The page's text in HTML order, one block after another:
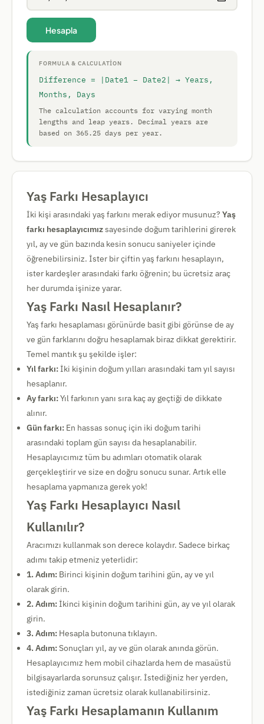
Hesapla
FORMULA & CALCULATION
Difference = |Date1 − Date2| → Years,
Months, Days
The calculation accounts for varying month
lengths and leap years. Decimal years are
based on 365.25 days per year.
Yaş Farkı Hesaplayıcı
İki kişi arasındaki yaş farkını merak ediyor musunuz? Yaş
farkı hesaplayıcımızsayesinde doğum tarihlerini girerek
yıl, ay ve gün bazında kesin sonucu saniyeler içinde
öğrenebilirsiniz. İster bir çiftin yaş farkını hesaplayın,
ister kardeşler arasındaki farkı öğrenin; bu ücretsiz araç
her durumda işinize yarar.
Yaş Farkı Nasıl Hesaplanır?
Yaş farkı hesaplaması görünürde basit gibi görünse de ay
ve gün farklarını doğru hesaplamak biraz dikkat gerektirir.
Temel mantık şu şekilde işler:
Yıl farkı:İki kişinin doğum yılları arasındaki tam yıl sayısı
hesaplanır.
Ay farkı:Yıl farkının yanı sıra kaç ay geçtiği de dikkate
alınır.
Gün farkı: En hassas sonuç için iki doğum tarihi
arasındaki toplam gün sayısı da hesaplanabilir.
Hesaplayıcımız tüm bu adımları otomatik olarak
gerçekleştirir ve size en doğru sonucu sunar. Artık elle
hesaplama yapmanıza gerek yok!
Yaş Farkı Hesaplayıcı Nasıl
Kullanılır?
Aracımızı kullanmak son derece kolaydır. Sadece birkaç
adımı takip etmeniz yeterlidir:
1. Adım: Birinci kişinin doğum tarihini gün, ay ve yıl
olarak girin.
2. Adım:İkinci kişinin doğum tarihini gün, ay ve yıl olarak
girin.
3. Adım: Hesapla butonuna tıklayın.
4. Adım:Sonuçları yıl, ay ve gün olarak anında görün.
Hesaplayıcımız hem mobil cihazlarda hem de masaüstü
bilgisayarlarda sorunsuz çalışır. İstediğiniz her yerden,
istediğiniz zaman ücretsiz olarak kullanabilirsiniz.
Yaş Farkı Hesaplamanın Kullanım